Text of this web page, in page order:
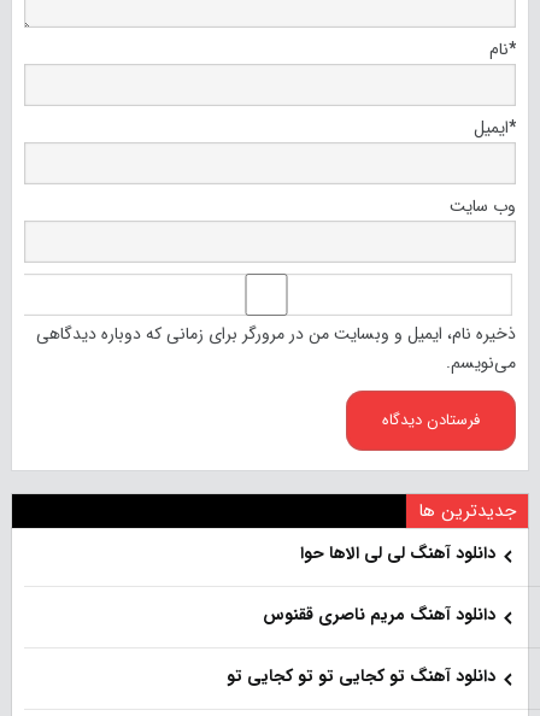
نام*
ایمیل*
وب‌ سایت
ذخیره نام، ایمیل و وبسایت من در مرورگر برای زمانی که دوباره دیدگاهی
می‌نویسم.
جدیدترین ها
دانلود آهنگ لی لی الاها حوا
دانلود آهنگ مریم ناصری ققنوس
دانلود آهنگ تو کجایی تو تو کجایی تو